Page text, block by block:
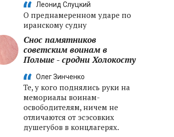
Леонид Слуцкий
О преднамеренном ударе по
иранскому судну
Снос памятников
советским воинам в
Польше - сродни Холокосту
Олег Зинченко
Те, у кого поднялись руки на
мемориалы воинам-
освободителям, ничем не
отличаются от эсэсовких
душегубов в концлагерях.